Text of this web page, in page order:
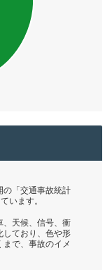
の「交通事故統計
います。
、天候、信号、衝
しており、色や形
で、事故のイメ